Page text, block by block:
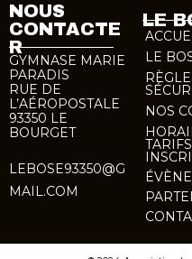
NOUS
CONTACTE
R
GYMNASE MARIE
PARADIS
RUE DE
L’AÉROPOSTALE
93350 LE
BOURGET
LEBOSE93350@G
MAIL.COM
LE
LE
NOS